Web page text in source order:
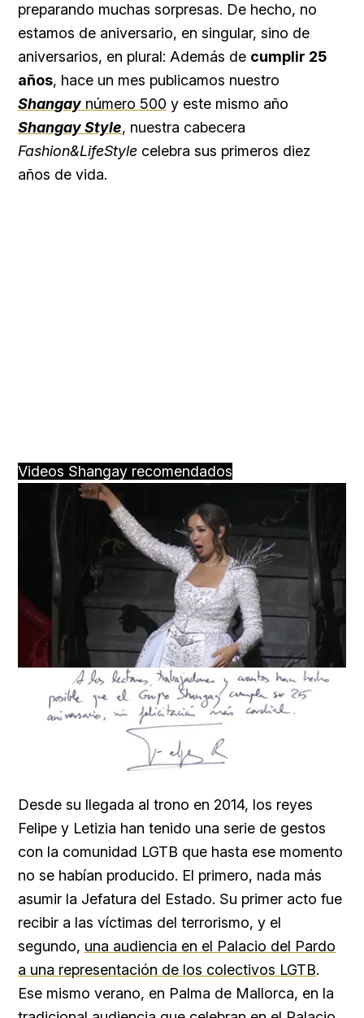
preparando muchas sorpresas. De hecho, no
estamos de aniversario, en singular, sino de
aniversarios, en plural: Además de cumplir 25
años, hace un mes publicamos nuestro
Shangay número 500 y este mismo año
Shangay Style, nuestra cabecera
Fashion&LifeStyle celebra sus primeros diez
años de vida.
Videos Shangay recomendados
Unmute Loaded:
25.99%
Desde su llegada al trono en 2014, los reyes
Felipe y Letizia han tenido una serie de gestos
con la comunidad LGTB que hasta ese momento
no se habían producido. El primero, nada más
asumir la Jefatura del Estado. Su primer acto fue
recibir a las víctimas del terrorismo, y el
segundo, una audiencia en el Palacio del Pardo
a una representación de los colectivos LGTB.
Ese mismo verano, en Palma de Mallorca, en la